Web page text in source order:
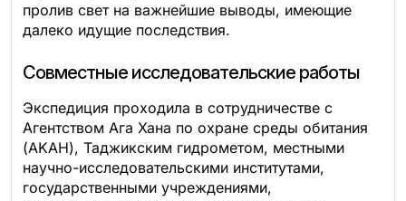
пролив свет на важнейшие выводы, имеющие
далеко идущие последствия.
Совместные исследовательские работы
Экспедиция проходила в сотрудничестве с
Агентством Ага Хана по охране среды обитания
(AKAH), Таджикским гидрометом, местными
научно-исследовательскими институтами,
государственными учреждениями,